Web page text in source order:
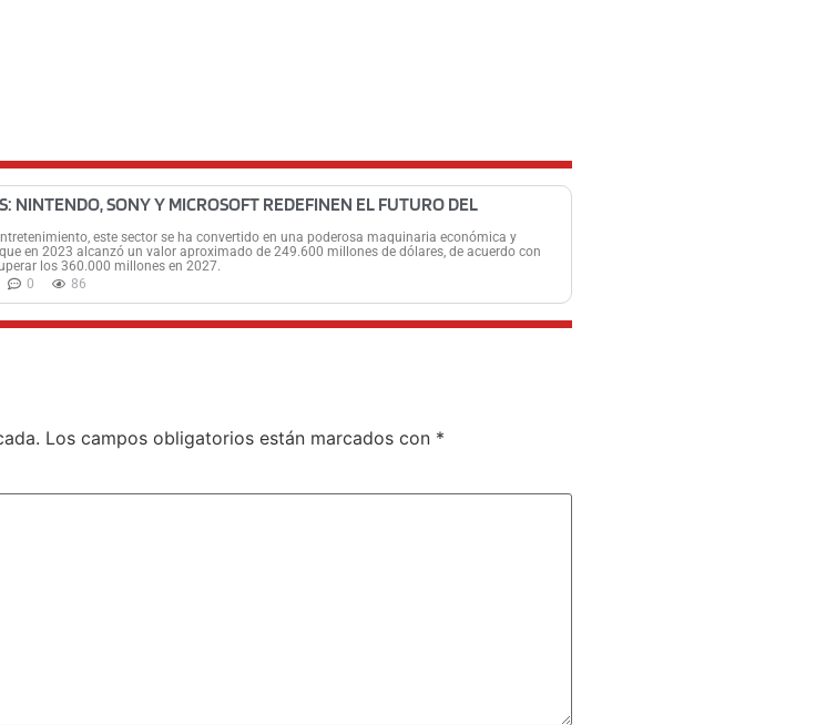
NINTENDO, SONY Y MICROSOFT REDEFINEN EL FUTURO DEL
este sector se ha convertido en una poderosa maquinaria económica y
en 2023 alcanzó un valor aproximado de 249.600 millones de dólares, de acuerdo con
los 360.000 millones en 2027.
0 86
Los campos obligatorios están marcados con *